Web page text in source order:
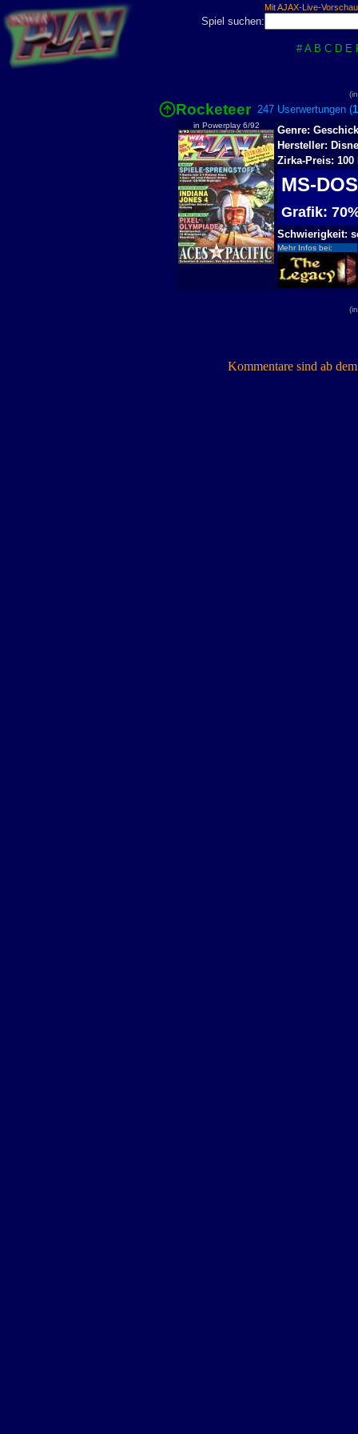
Mit AJAX-Live-
Spiel suchen:
# A B C D E
Rocketeer 247 Userwertungen (
in Powerplay 6/92
Genre:
Hersteller:
Zirka-Preis: 100
MS-
Grafik:
Schwierigkeit:
Mehr Infos bei:
Kommentare sind ab